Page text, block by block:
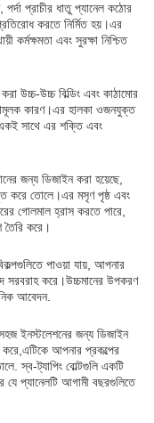
পর্দা প্রাচীর ধাতু প্যানেল কঠোর
করতে নির্মিত হয়।এর
কর্মক্ষমতা এবং সুরক্ষা নিশ্চিত
উচ্চ-উচ্চ বিল্ডিং এবং কাঠামোর
কারণ।এর হালকা ওজনযুক্ত
একই সাথে এর শক্তি এবং
জন্য ডিজাইন করা হয়েছে,
করে তোলে।এর মসৃণ পৃষ্ঠ এবং
গোলমাল হ্রাস করতে পারে,
তৈরি করে।
পাওয়া যায়, আপনার
সরবরাহ করে।উচ্চমানের উপকরণ
আবেদন.
সহজ ইনস্টলেশনের জন্য ডিজাইন
আপনার প্রকল্পের
স্ব-ট্যাপিং বোল্টগুলি একটি
যে প্যানেলটি আগামী বছরগুলিতে